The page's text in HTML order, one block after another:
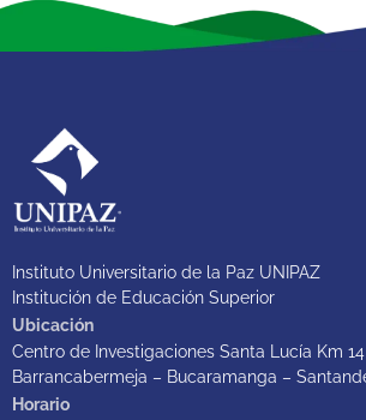
Instituto Universitario de la Paz UNIPAZ
Institución de Educación Superior
Ubicación
Centro de Investigaciones Santa Lucía Km
Barrancabermeja – Bucaramanga –
Horario